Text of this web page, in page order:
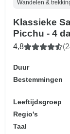
Wandelen &
Klassieke
Picchu - 4
4,8
Duur
Bestemmingen
Leeftijdsgroep
Regio's
Taal